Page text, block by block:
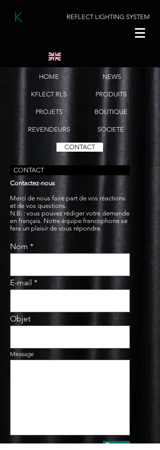
K REFLECT LIGHTING SYSTEM
HOME
KFLECT RLS
PROJETS
REVENDEURS
NEWS
PRODUITS
BOUTIQUE
SOCIETE
CONTACT
CONTACT
Contactez-nous
Merci de nous faire part de vos réactions
et de vos questions.
N.B. : vous pouvez rédiger votre demande
en français. Notre équipe francophone se
fera un plaisir de vous répondre.
Nom
E-mail
Objet
Message
Envoyer